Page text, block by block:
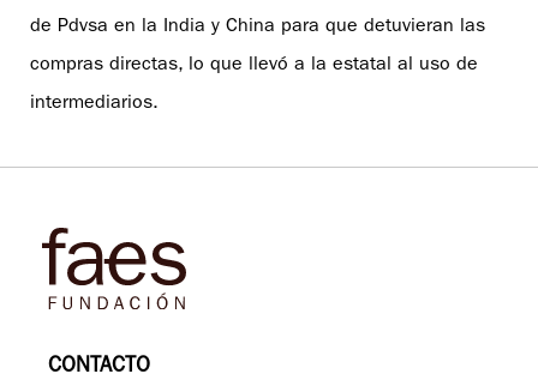
de Pdvsa en la India y China para que detuvieran las
compras directas, lo que llevó a la estatal al uso de
intermediarios.
CONTACTO